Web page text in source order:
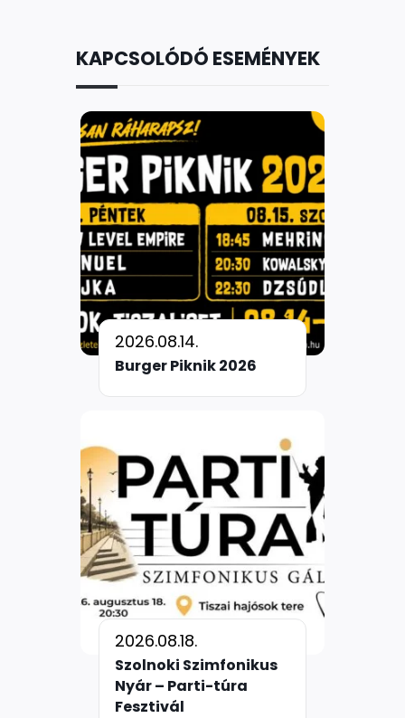
KAPCSOLÓDÓ ESEMÉNYEK
2026.08.14.
Burger Piknik 2026
2026.08.18.
Szolnoki Szimfonikus
Nyár – Parti-túra
Fesztivál